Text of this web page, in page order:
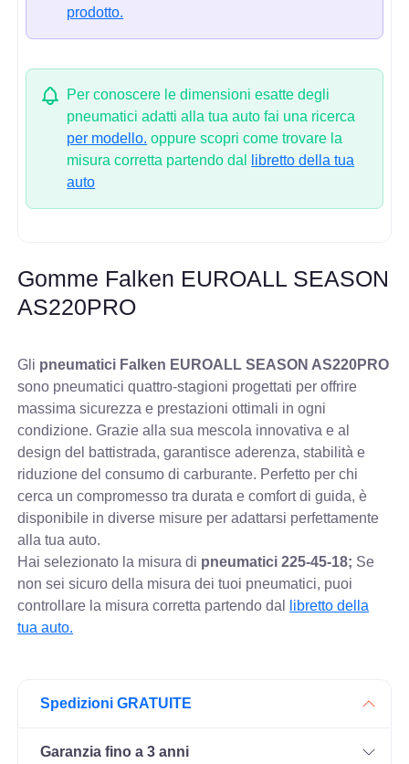
prodotto.
Per conoscere le dimensioni esatte degli
pneumatici adatti alla tua auto fai una ricerca
per modello. oppure scopri come trovare la
misura corretta partendo dal
libretto della tua
auto
Gomme Falken EUROALL SEASON
AS220PRO
Gli pneumatici Falken EUROALL SEASON AS220PRO
sono pneumatici quattro-stagioni progettati per offrire
massima sicurezza e prestazioni ottimali in ogni
condizione. Grazie alla sua mescola innovativa e al
design del battistrada, garantisce aderenza, stabilità e
riduzione del consumo di carburante. Perfetto per chi
cerca un compromesso tra durata e comfort di guida, è
disponibile in diverse misure per adattarsi perfettamente
alla tua auto.
Hai selezionato la misura di pneumatici225-45-18; Se
non sei sicuro della misura dei tuoi pneumatici, puoi
controllare la misura corretta partendo dal
libretto della
tua auto.
Spedizioni GRATUITE
Garanzia fino a 3 anni